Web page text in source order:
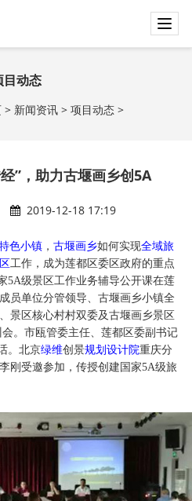
T
i
o
n
目动态
> 新闻资讯> 项目动态>
”，助力古堰画乡创5A
2019-12-18 17:19
色小镇 ，古堰画乡如何实现全域旅
工作，成为莲都区委区政府的重点
5A级景区工作业务辅导公开课在莲
员单位分管领导、古堰画乡小镇全
景区核心村村双委及古堰画乡景区
。市瓯管委主任、莲都区委副书记
。北京绿维创景规划设计院重庆分
刚受邀参加，传授创建国家5A级旅